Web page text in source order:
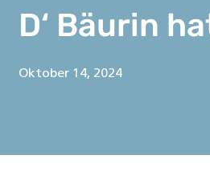
D‘ Bäurin
Oktober 14, 2024